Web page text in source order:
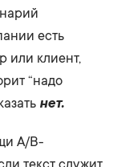
есть
или клиент,
“надо
нет.
A/B-